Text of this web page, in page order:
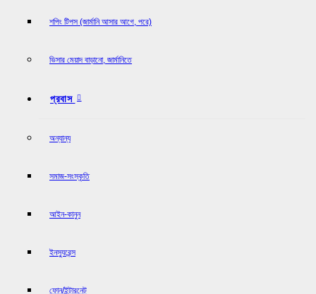
শপিং টিপস (জার্মানি আসার আগে, পরে)
ভিসার মেয়াদ বাড়ানো, জার্মানিতে
প্রবাস
অন্যান্য
সমাজ-সংস্কৃতি
আইন-কানুন
ইনস্যুরেন্স
ফোন/ইন্টারনেট